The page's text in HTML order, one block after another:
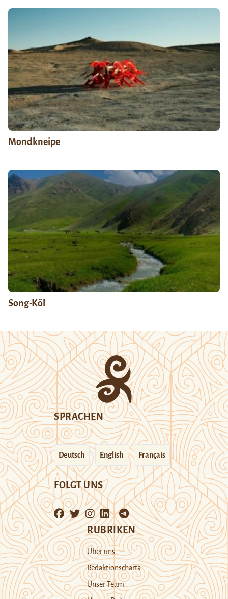
Mondkneipe
Song-Köl
SPRACHEN
Deutsch English Français
FOLGT UNS
RUBRIKEN
Über uns
Redaktionscharta
Unser Team